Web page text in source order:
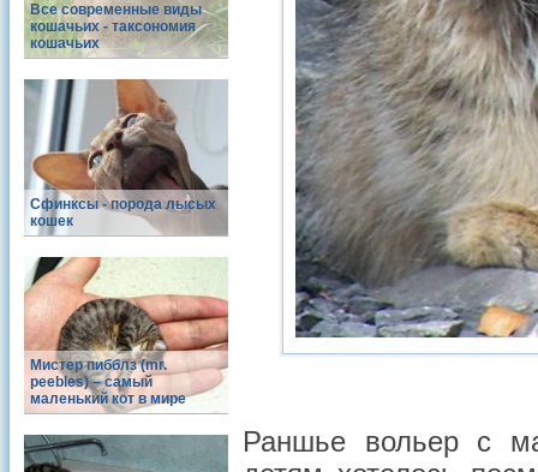
Все современные виды
кошачьих - таксономия
кошачьих
Сфинксы - порода лысых
кошек
Мистер пибблз (mr.
peebles) – самый
маленький кот в мире
Раншье вольер с